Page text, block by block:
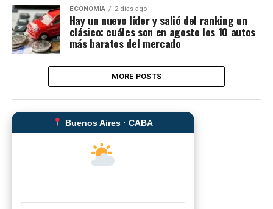
ECONOMIA 2 días ago
Hay un nuevo líder y salió del ranking un
clásico: cuáles son en agosto los 10 autos
más baratos del mercado
MORE POSTS
Buenos Aires · CABA